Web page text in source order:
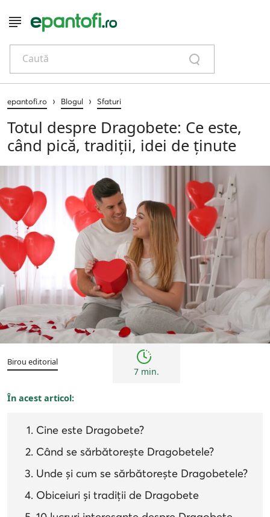
Caută
epantofi.ro › Blogul › Sfaturi
Totul despre Dragobete: Ce este,
când pică, tradiții, idei de ținute
Sfaturi
Birou editorial
7 min.
În acest articol:
Cine este Dragobete?
Când se sărbătorește Dragobetele?
Unde și cum se sărbătorește Dragobetele?
Obiceiuri și tradiții de Dragobete